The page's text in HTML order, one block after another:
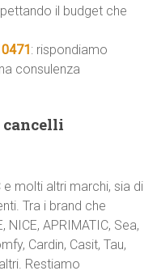
il budget che
: rispondiamo
consulenza
e molti altri marchi, sia di
Tra i brand che
NICE, APRIMATIC, Sea,
Cardin, Casit, Tau,
Restiamo